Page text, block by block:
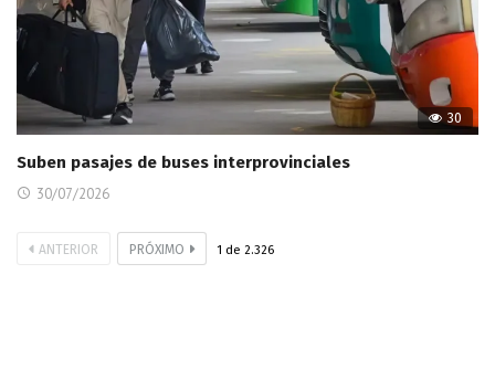
30
Suben pasajes de buses interprovinciales
30/07/2026
ANTERIOR PRÓXIMO 1 de 2.326